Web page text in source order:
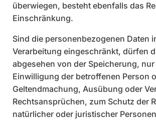
überwiegen, besteht ebenfalls das
Einschränkung.
Sind die personenbezogenen Daten
Verarbeitung eingeschränkt, dürfen
abgesehen von der Speicherung, nur
Einwilligung der betroffenen Person
Geltendmachung, Ausübung oder
Rechtsansprüchen, zum Schutz der
natürlicher oder juristischer